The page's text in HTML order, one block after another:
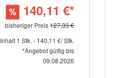
140,11 €*
bisheriger Preis127,33 €
Inhalt 1 Stk. - 140,11 €/ Stk.
*Angebot gültig bis
09.08.2026